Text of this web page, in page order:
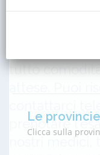
Se sospetti di
è stata
oggi puoi
tutto
prenotare
nostri medici,
Le
Clicca sulla